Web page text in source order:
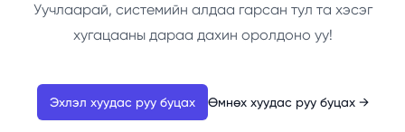
Уучлаарай, системийн алдаа гарсан тул та хэсэг
хугацааны дараа дахин оролдоно уу!
Эхлэл хуудас руу буцах Өмнөх хуудас руу буцах →